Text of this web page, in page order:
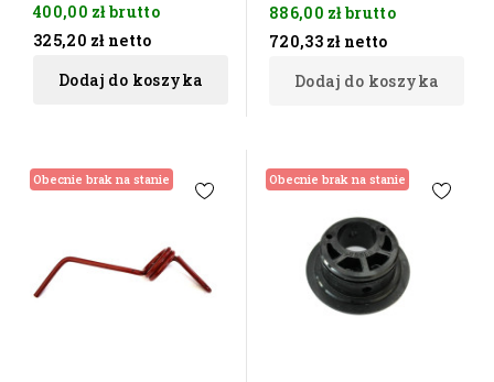
400,00 złbrutto
325,20 zł netto
Dodaj do koszyka
886,00 złbrutto
720,33 zł netto
Dodaj do koszyka
Obecnie brak na stanie Obecnie brak na stanie